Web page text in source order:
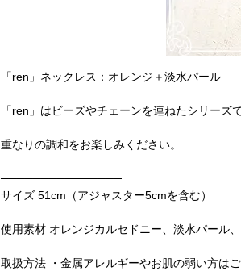
「ren」ネックレス：オレンジ＋淡水パール
「ren」はビーズやチェーンを連ねたシリーズで
重なりの調和をお楽しみください。
───────────────
サイズ 51cm（アジャスター5cmを含む）
使用素材 オレンジカルセドニー、淡水パール
取扱方法 ・金属アレルギーやお肌の弱い方は